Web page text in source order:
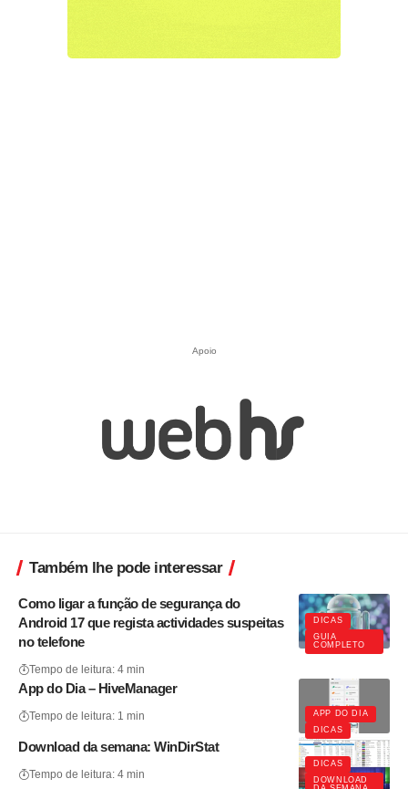
Apoio
Também lhe pode interessar
DICAS
GUIA
COMPLETO
Como ligar a função de segurança do
Android 17 que regista actividades suspeitas
no telefone
Tempo de leitura: 4 min
APP DO DIA
DICAS
App do Dia – HiveManager
Tempo de leitura: 1 min
DICAS
DOWNLOAD
Download da semana: WinDirStat
Tempo de leitura: 4 min